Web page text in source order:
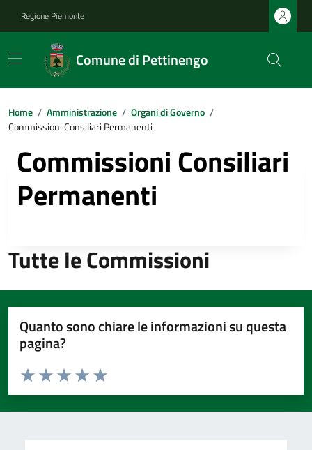
Regione Piemonte
Comune di Pettinengo
Home / Amministrazione / Organi di Governo /
Commissioni Consiliari Permanenti
Commissioni Consiliari
Permanenti
Tutte le Commissioni
Quanto sono chiare le informazioni su questa
pagina?
Valuta da 1 a 5 stelle la pagina
Valuta 5 stelle su 5
Valuta 4 stelle su 5
Valuta 3 stelle su 5
Valuta 2 stelle su 5
Valuta 1 stelle su 5